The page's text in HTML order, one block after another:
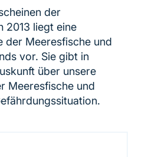
der
2013 liegt eine
der Meeresfische und
vor. Sie gibt in
über unsere
Meeresfische und